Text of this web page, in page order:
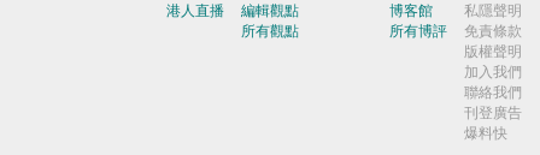
港人直播
編輯觀點
所有觀點
博客館
所有博評
私隱聲明
免責條款
版權聲明
加入我們
聯絡我們
刊登廣告
爆料快